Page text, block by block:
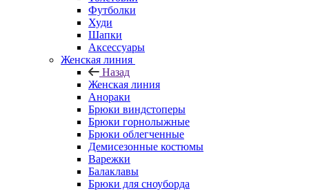
Футболки
Худи
Шапки
Аксессуары
Женская линия
Назад
Женская линия
Анораки
Брюки виндстоперы
Брюки горнолыжные
Брюки облегченные
Демисезонные костюмы
Варежки
Балаклавы
Брюки для сноуборда